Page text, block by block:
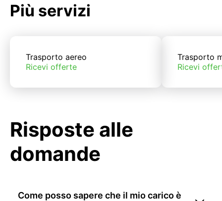
Più servizi
Trasporto aereo
Ricevi offerte
Trasporto
Ricevi
Risposte alle
domande
Come posso sapere che il mio carico è